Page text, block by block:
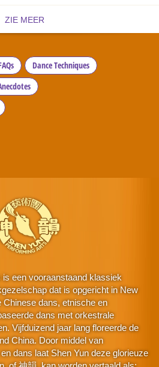
ZIE MEER
Dance Techniques
is een vooraanstaand klassiek
dat is opgericht in New
dans, etnische en
dans met orkestrale
Vijfduizend jaar lang floreerde de
China. Door middel van
dans laat Shen Yun deze glorieuze